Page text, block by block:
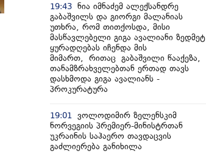
19:43 ნია იმნაძემ ალექსანდრე
გაბაშვილს და გიორგი მალანიას
უთხრა, რომ თითქოსდა, მისი
მასწავლებელი გიგა ავალიანი ზედმეტ
ყურადღებას იჩენდა მის
მიმართ, რითაც გაბაშვილი წააქეზა,
თანამზრახველებთან ერთად თავს
დასხმოდა გიგა ავალიანს -
პროკურატურა
19:01
ვოლოდიმირ ზელენსკიმ
ნორვეგიის პრემიერ-მინისტრთან
უკრაინის საჰაერო თავდაცვის
გაძლიერება განიხილა